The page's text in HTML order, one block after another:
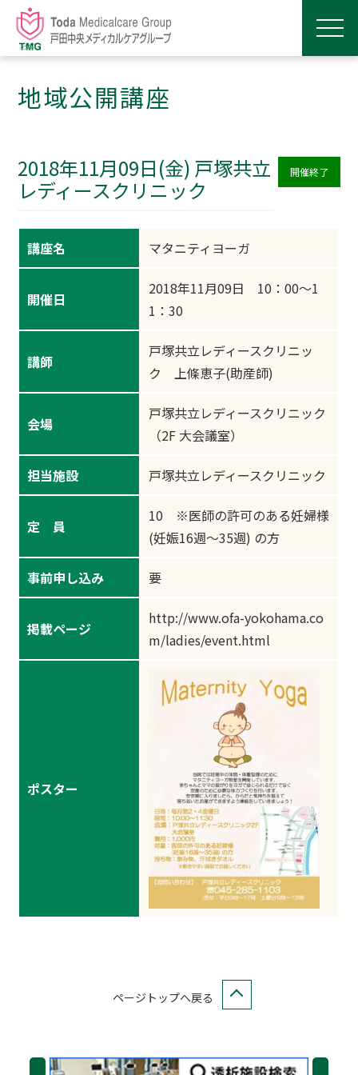
地域公開講座
開催終了
2018年11月09日(金) 戸塚共立
レディースクリニック
講座名 マタニティヨーガ
開催日
2018年11月09日 10：00～1
1：30
講師
戸塚共立レディースクリニッ
ク 上條恵子(助産師)
会場
戸塚共立レディースクリニック
（2F 大会議室）
担当施設 戸塚共立レディースクリニック
定 員
10 ※医師の許可のある妊婦様
(妊娠16週～35週) の方
事前申し込み 要
掲載ページ
http://www.ofa-yokohama.co
m/ladies/event.html
ポスター
ページトップへ戻る